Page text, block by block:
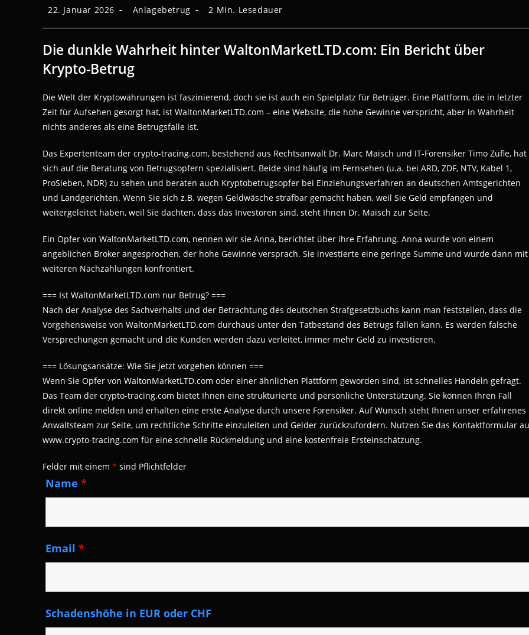
Beitrag
22. Januar 2026
Beitrags-
Anlagebetrug Lesedauer:
2 Min. Lesedauer
Die dunkle Wahrheit hinter WaltonMarketLTD.com: Ein Bericht über
Krypto-Betrug
Die Welt der Kryptowährungen ist faszinierend, doch sie ist auch ein Spielplatz für Betrüger. Eine Plattform, die in letzter
Zeit für Aufsehen gesorgt hat, ist WaltonMarketLTD.com – eine Website, die hohe Gewinne verspricht, aber in Wahrheit
nichts anderes als eine Betrugsfalle ist.
Das Expertenteam der crypto-tracing.com, bestehend aus Rechtsanwalt Dr. Marc Maisch und IT-Forensiker Timo Züfle, hat
sich auf die Beratung von Betrugsopfern spezialisiert. Beide sind häufig im Fernsehen (u.a. bei ARD, ZDF, NTV, Kabel 1,
ProSieben, NDR) zu sehen und beraten auch Kryptobetrugsopfer bei Einziehungsverfahren an deutschen Amtsgerichten
und Landgerichten. Wenn Sie sich z.B. wegen Geldwäsche strafbar gemacht haben, weil Sie Geld empfangen und
weitergeleitet haben, weil Sie dachten, dass das Investoren sind, steht Ihnen Dr. Maisch zur Seite.
Ein Opfer von WaltonMarketLTD.com, nennen wir sie Anna, berichtet über ihre Erfahrung. Anna wurde von einem
angeblichen Broker angesprochen, der hohe Gewinne versprach. Sie investierte eine geringe Summe und wurde dann mit
weiteren Nachzahlungen konfrontiert.
=== Ist WaltonMarketLTD.com nur Betrug? ===
Nach der Analyse des Sachverhalts und der Betrachtung des deutschen Strafgesetzbuchs kann man feststellen, dass die
Vorgehensweise von WaltonMarketLTD.com durchaus unter den Tatbestand des Betrugs fallen kann. Es werden falsche
Versprechungen gemacht und die Kunden werden dazu verleitet, immer mehr Geld zu investieren.
=== Lösungsansätze: Wie Sie jetzt vorgehen können ===
Wenn Sie Opfer von WaltonMarketLTD.com oder einer ähnlichen Plattform geworden sind, ist schnelles Handeln gefragt.
Das Team der crypto-tracing.com bietet Ihnen eine strukturierte und persönliche Unterstützung. Sie können Ihren Fall
direkt online melden und erhalten eine erste Analyse durch unsere Forensiker. Auf Wunsch steht Ihnen unser erfahrenes
Anwaltsteam zur Seite, um rechtliche Schritte einzuleiten und Gelder zurückzufordern. Nutzen Sie das Kontaktformular
www.crypto-tracing.com für eine schnelle Rückmeldung und eine kostenfreie Ersteinschätzung.
Felder mit einem * sind Pflichtfelder
Name *
Email *
Schadenshöhe in EUR oder CHF